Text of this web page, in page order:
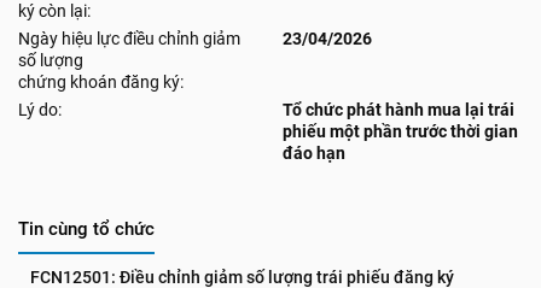
ký còn lại:
Ngày hiệu lực điều chỉnh giảm
số lượng
chứng khoán đăng ký:
23/04/2026
Lý do:
Tổ chức phát hành mua lại trái
phiếu một phần trước thời gian
đáo hạn
Tin cùng tổ chức
FCN12501: Điều chỉnh giảm số lượng trái phiếu đăng ký